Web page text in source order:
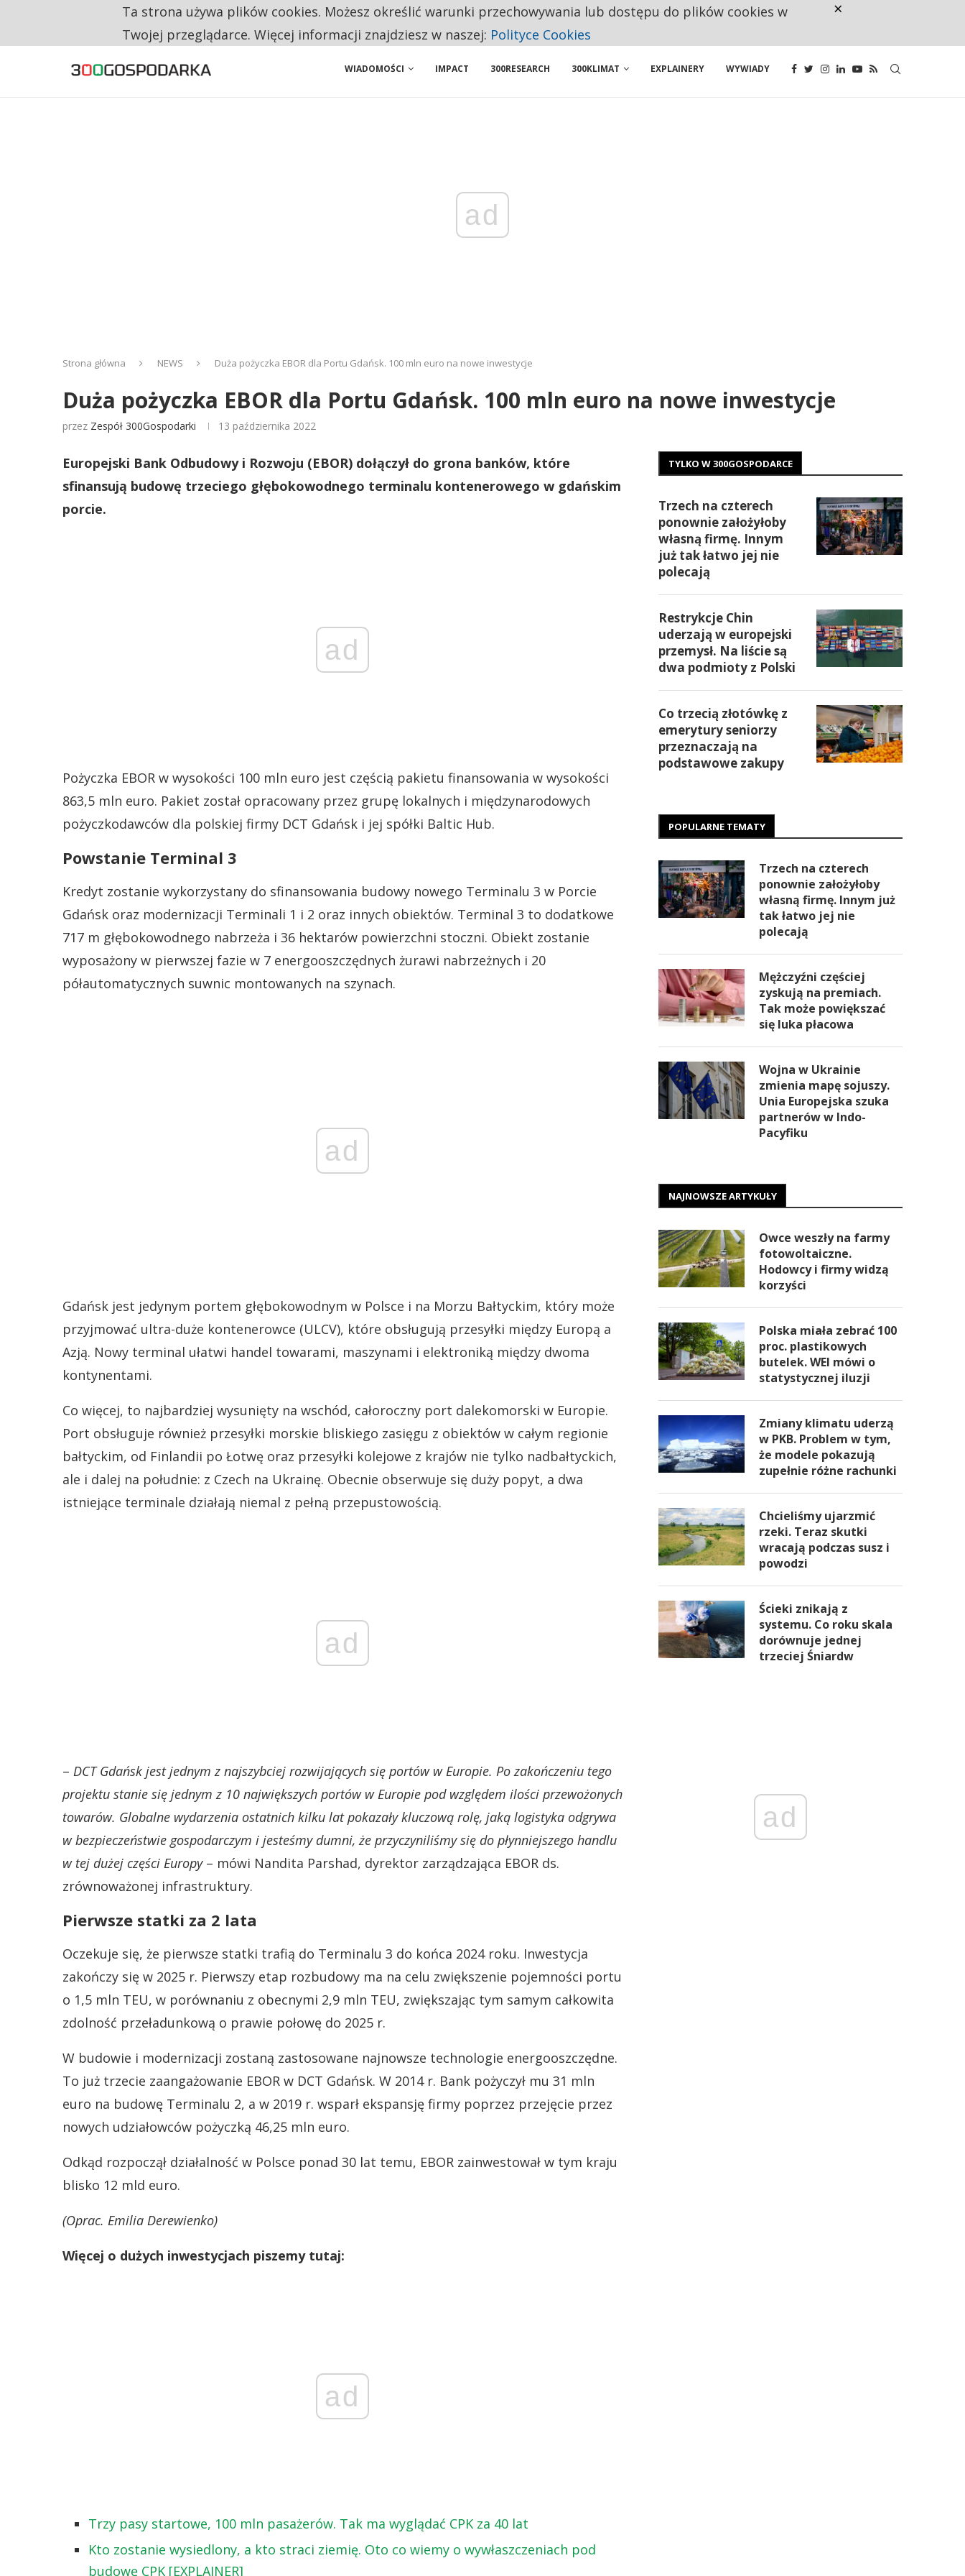
CO TRZECIĄ ZŁOTÓWKĘ Z EMERYTURY SENIORZY PRZEZNACZAJĄ NA PODSTAWOWE ZAKUPY
WIADOMOŚCI IMPACT 300RESEARCH 300KLIMAT EXPLAINERY WYWIADY
ad
Strona główna NEWS Duża pożyczka EBOR dla Portu Gdańsk. 100 mln euro na nowe inwestycje
Duża pożyczka EBOR dla Portu Gdańsk. 100 mln euro na nowe inwestycje
przez Zespół 300Gospodarki 13 października 2022
Europejski Bank Odbudowy i Rozwoju (EBOR) dołączył do grona banków, które
sfinansują budowę trzeciego głębokowodnego terminalu kontenerowego w gdańskim
porcie.
ad
Pożyczka EBOR w wysokości 100 mln euro jest częścią pakietu finansowania w wysokości
863,5 mln euro. Pakiet został opracowany przez grupę lokalnych i międzynarodowych
pożyczkodawców dla polskiej firmy DCT Gdańsk i jej spółki Baltic Hub.
Powstanie Terminal 3
Kredyt zostanie wykorzystany do sfinansowania budowy nowego Terminalu 3 w Porcie
Gdańsk oraz modernizacji Terminali 1 i 2 oraz innych obiektów. Terminal 3 to dodatkowe
717 m głębokowodnego nabrzeża i 36 hektarów powierzchni stoczni. Obiekt zostanie
wyposażony w pierwszej fazie w 7 energooszczędnych żurawi nabrzeżnych i 20
półautomatycznych suwnic montowanych na szynach.
ad
Gdańsk jest jedynym portem głębokowodnym w Polsce i na Morzu Bałtyckim, który może
przyjmować ultra-duże kontenerowce (ULCV), które obsługują przesyłki między Europą a
Azją. Nowy terminal ułatwi handel towarami, maszynami i elektroniką między dwoma
kontynentami.
Co więcej, to najbardziej wysunięty na wschód, całoroczny port dalekomorski w Europie.
Port obsługuje również przesyłki morskie bliskiego zasięgu z obiektów w całym regionie
bałtyckim, od Finlandii po Łotwę oraz przesyłki kolejowe z krajów nie tylko nadbałtyckich,
ale i dalej na południe: z Czech na Ukrainę. Obecnie obserwuje się duży popyt, a dwa
istniejące terminale działają niemal z pełną przepustowością.
ad
– DCT Gdańsk jest jednym z najszybciej rozwijających się portów w Europie. Po zakończeniu tego
projektu stanie się jednym z 10 największych portów w Europie pod względem ilości przewożonych
towarów. Globalne wydarzenia ostatnich kilku lat pokazały kluczową rolę, jaką logistyka odgrywa
w bezpieczeństwie gospodarczym i jesteśmy dumni, że przyczyniliśmy się do płynniejszego handlu
w tej dużej części Europy– mówi Nandita Parshad, dyrektor zarządzająca EBOR ds.
zrównoważonej infrastruktury.
Pierwsze statki za 2 lata
Oczekuje się, że pierwsze statki trafią do Terminalu 3 do końca 2024 roku. Inwestycja
zakończy się w 2025 r. Pierwszy etap rozbudowy ma na celu zwiększenie pojemności portu
o 1,5 mln TEU, w porównaniu z obecnymi 2,9 mln TEU, zwiększając tym samym całkowita
zdolność przeładunkową o prawie połowę do 2025 r.
W budowie i modernizacji zostaną zastosowane najnowsze technologie energooszczędne.
To już trzecie zaangażowanie EBOR w DCT Gdańsk. W 2014 r. Bank pożyczył mu 31 mln
euro na budowę Terminalu 2, a w 2019 r. wsparł ekspansję firmy poprzez przejęcie przez
nowych udziałowców pożyczką 46,25 mln euro.
Odkąd rozpoczął działalność w Polsce ponad 30 lat temu, EBOR zainwestował w tym kraju
blisko 12 mld euro.
(Oprac. Emilia Derewienko)
Więcej o dużych inwestycjach piszemy tutaj:
ad
Trzy pasy startowe, 100 mln pasażerów. Tak ma wyglądać CPK za 40 lat
Kto zostanie wysiedlony, a kto straci ziemię. Oto co wiemy o wywłaszczeniach pod
budowę CPK [EXPLAINER]
TYLKO W 300GOSPODARCE
Trzech na czterech
ponownie założyłoby
własną firmę. Innym
już tak łatwo jej nie
polecają
Restrykcje Chin
uderzają w europejski
przemysł. Na liście są
dwa podmioty z Polski
Co trzecią złotówkę z
emerytury seniorzy
przeznaczają na
podstawowe zakupy
POPULARNE TEMATY
Trzech na czterech
ponownie założyłoby
własną firmę. Innym już
tak łatwo jej nie
polecają
Mężczyźni częściej
zyskują na premiach.
Tak może powiększać
się luka płacowa
Wojna w Ukrainie
zmienia mapę sojuszy.
Unia Europejska szuka
partnerów w Indo-
Pacyfiku
NAJNOWSZE ARTYKUŁY
Owce weszły na farmy
fotowoltaiczne.
Hodowcy i firmy widzą
korzyści
Polska miała zebrać 100
proc. plastikowych
butelek. WEI mówi o
statystycznej iluzji
Zmiany klimatu uderzą
w PKB. Problem w tym,
że modele pokazują
zupełnie różne rachunki
Chcieliśmy ujarzmić
rzeki. Teraz skutki
wracają podczas susz i
powodzi
Ścieki znikają z
systemu. Co roku skala
dorównuje jednej
trzeciej Śniardw
ad
Ta strona używa plików cookies. Możesz określić warunki przechowywania lub dostępu do plików cookies w
Twojej przeglądarce. Więcej informacji znajdziesz w naszej: Polityce Cookies
×